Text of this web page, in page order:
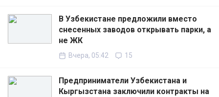
В Узбекистане предложили вместо
снесенных заводов открывать парки, а
не ЖК
Вчера, 05:42 15
Предприниматели Узбекистана и
Кыргызстана заключили контракты на